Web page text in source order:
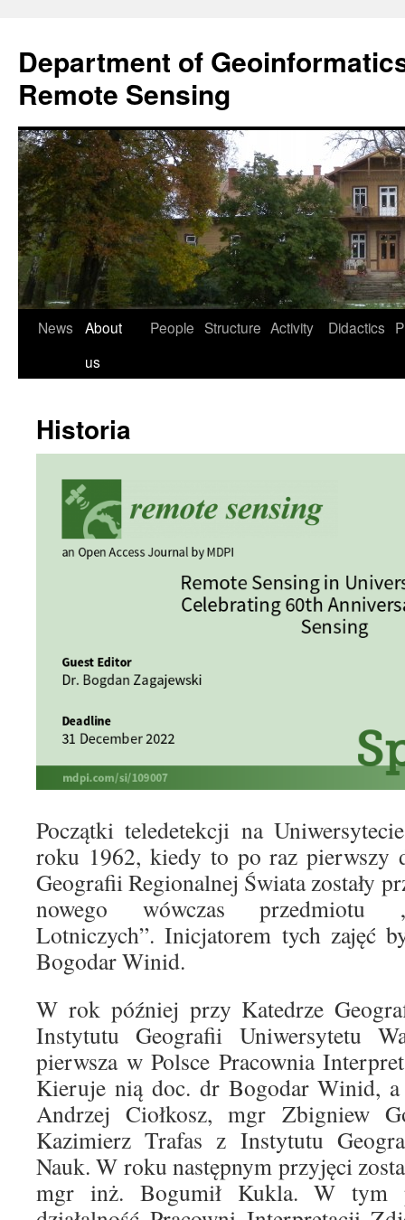
treści
Department of
Remote Sensing
News
About
us
People Structure Activity Didactics
Historia
Początki teledetekcji na
roku 1962, kiedy to po raz pierwszy
Geografii Regionalnej Świata zostały
nowego wówczas przedmiotu
Lotniczych”. Inicjatorem tych zajęć
Bogodar Winid.
W rok później przy Katedrze
Instytutu Geografii Uniwersytetu
pierwsza w Polsce Pracownia
Kieruje nią doc. dr Bogodar Winid,
Andrzej Ciołkosz, mgr Zbigniew
Kazimierz Trafas z Instytutu
Nauk. W roku następnym przyjęci
mgr inż. Bogumił Kukla. W tym